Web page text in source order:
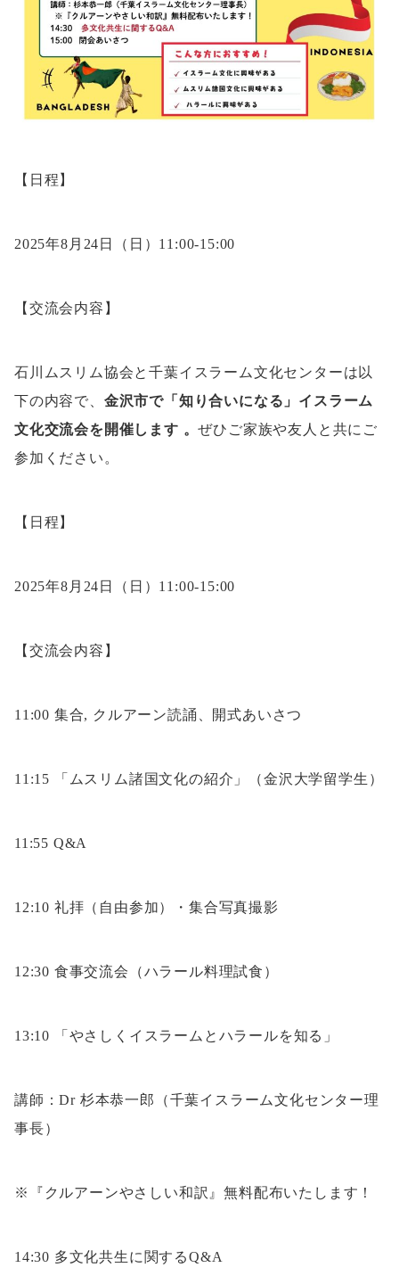
【日程】
2025年8月24日（日）11:00-15:00
【交流会内容】
石川ムスリム協会と千葉イスラーム文化センターは以
下の内容で、 金沢市で「知り合いになる」イスラーム
文化交流会を開催します 。ぜひご家族や友人と共にご
参加ください。
【日程】
2025年8月24日（日）11:00-15:00
【交流会内容】
11:00 集合, クルアーン読誦、開式あいさつ
11:15 「ムスリム諸国文化の紹介」（金沢大学留学生）
11:55 Q&A
12:10 礼拝（自由参加）・集合写真撮影
12:30 食事交流会（ハラール料理試食）
13:10 「やさしくイスラームとハラールを知る」
講師：Dr 杉本恭一郎（千葉イスラーム文化センター理
事長）
※『クルアーンやさしい和訳』無料配布いたします！
14:30 多文化共生に関するQ&A